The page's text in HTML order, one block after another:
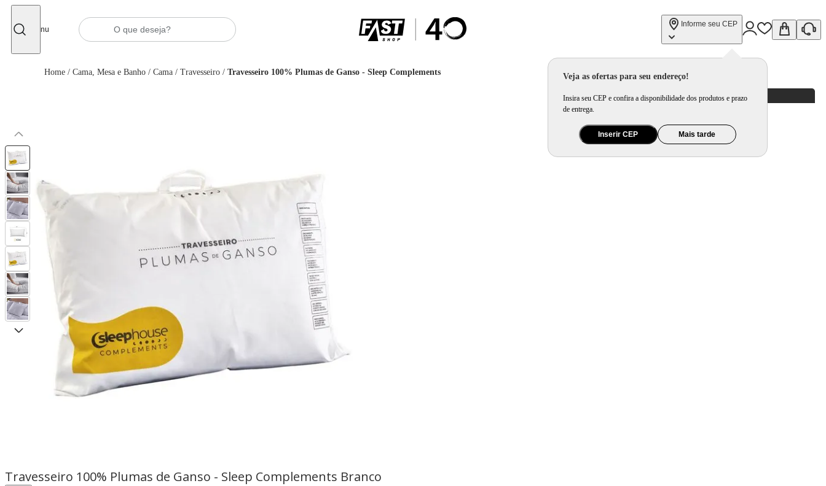
Menu
Informe seu CEP
Veja as ofertas para seu endereço!
Insira seu CEP e confira a disponibilidade dos produtos e prazo
de entrega.
Inserir CEP Mais tarde
Home / Cama, Mesa e Banho / Cama / Travesseiro / Travesseiro 100% Plumas de Ganso - Sleep Complements
Travesseiro 100% Plumas de Ganso - Sleep Complements Branco